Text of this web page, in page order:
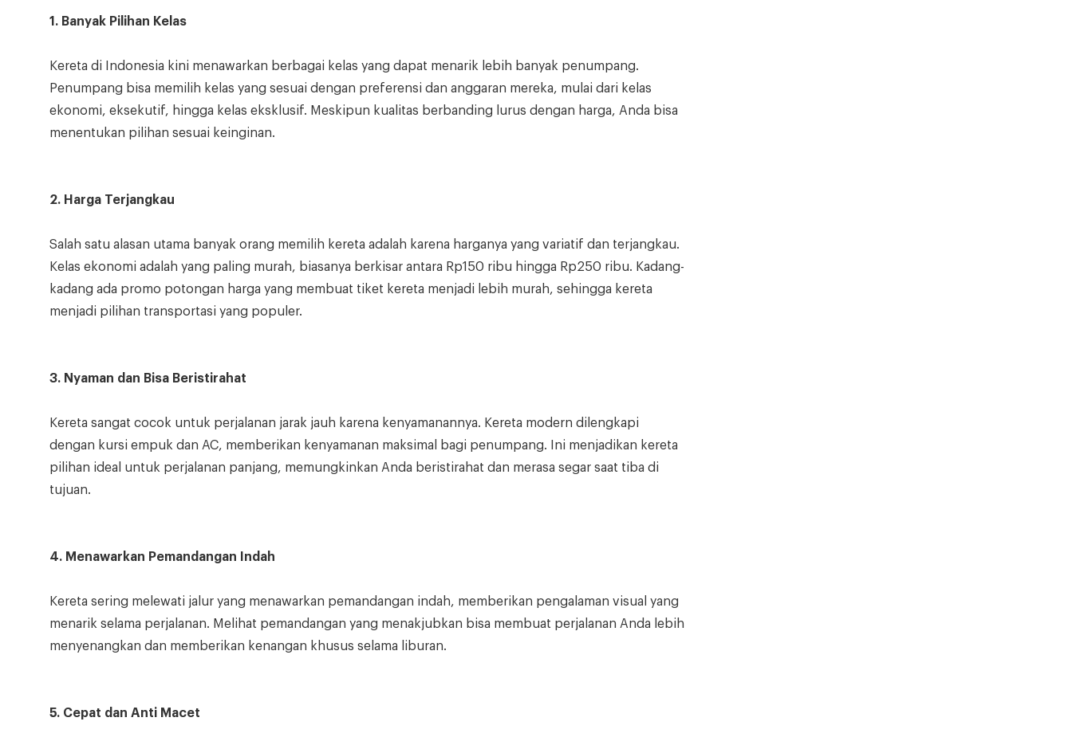
1. Banyak Pilihan Kelas
Kereta di Indonesia kini menawarkan berbagai kelas yang dapat menarik lebih banyak penumpang.
Penumpang bisa memilih kelas yang sesuai dengan preferensi dan anggaran mereka, mulai dari kelas
ekonomi, eksekutif, hingga kelas eksklusif. Meskipun kualitas berbanding lurus dengan harga, Anda bisa
menentukan pilihan sesuai keinginan.
2. Harga Terjangkau
Salah satu alasan utama banyak orang memilih kereta adalah karena harganya yang variatif dan terjangkau.
Kelas ekonomi adalah yang paling murah, biasanya berkisar antara Rp150 ribu hingga Rp250 ribu. Kadang-
kadang ada promo potongan harga yang membuat tiket kereta menjadi lebih murah, sehingga kereta
menjadi pilihan transportasi yang populer.
3. Nyaman dan Bisa Beristirahat
Kereta sangat cocok untuk perjalanan jarak jauh karena kenyamanannya. Kereta modern dilengkapi
dengan kursi empuk dan AC, memberikan kenyamanan maksimal bagi penumpang. Ini menjadikan kereta
pilihan ideal untuk perjalanan panjang, memungkinkan Anda beristirahat dan merasa segar saat tiba di
tujuan.
4. Menawarkan Pemandangan Indah
Kereta sering melewati jalur yang menawarkan pemandangan indah, memberikan pengalaman visual yang
menarik selama perjalanan. Melihat pemandangan yang menakjubkan bisa membuat perjalanan Anda lebih
menyenangkan dan memberikan kenangan khusus selama liburan.
5. Cepat dan Anti Macet